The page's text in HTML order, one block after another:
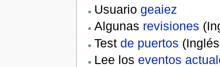
Usuario geaiez
Algunas revisiones
Test de puertos
Lee los eventos